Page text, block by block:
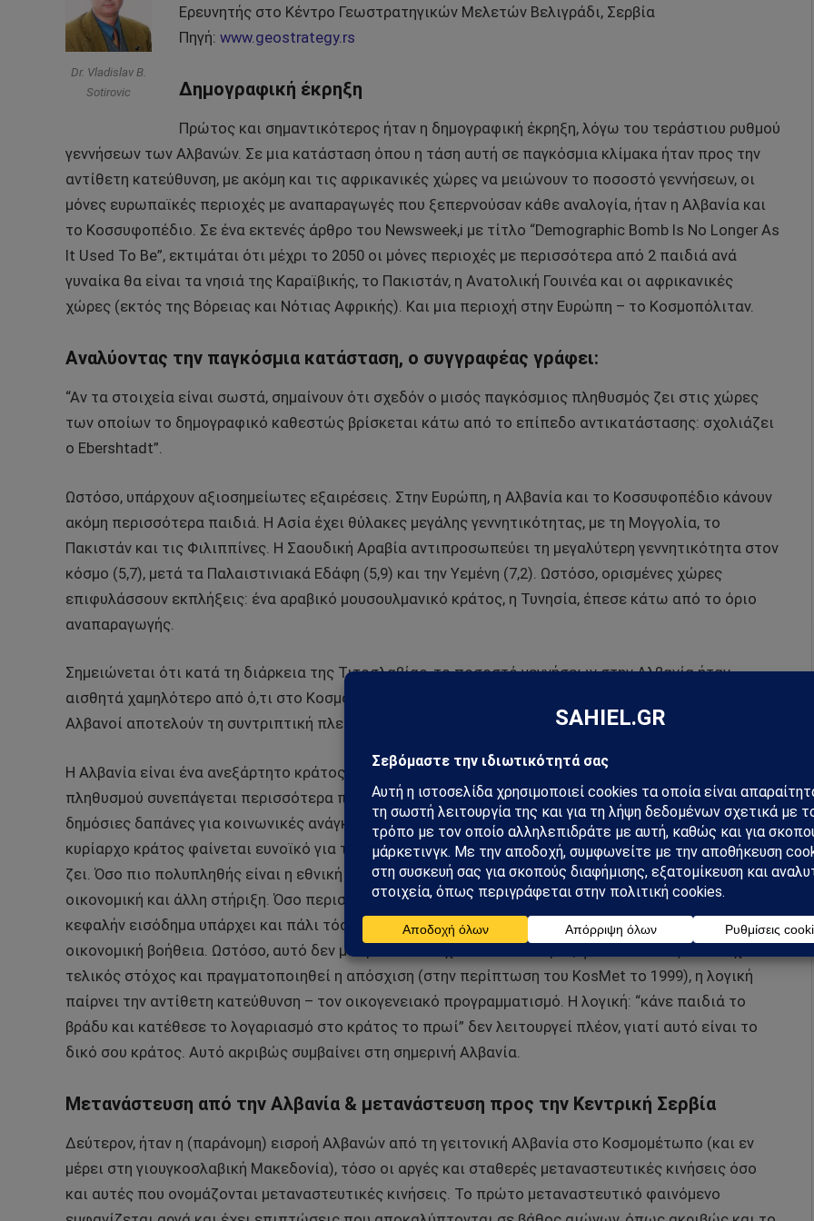
Dr. Vladislav B.
Sotirovic
Ερευνητής στο Κέντρο Γεωστρατηγικών Μελετών Βελιγράδι, Σερβία
Πηγή: www.geostrategy.rs
Δημογραφική έκρηξη
Πρώτος και σημαντικότερος ήταν η δημογραφική έκρηξη, λόγω του τεράστιου ρυθμού
γεννήσεων των Αλβανών. Σε μια κατάσταση όπου η τάση αυτή σε παγκόσμια κλίμακα ήταν προς την
αντίθετη κατεύθυνση, με ακόμη και τις αφρικανικές χώρες να μειώνουν το ποσοστό γεννήσεων, οι
μόνες ευρωπαϊκές περιοχές με αναπαραγωγές που ξεπερνούσαν κάθε αναλογία, ήταν η Αλβανία και
το Κοσσυφοπέδιο. Σε ένα εκτενές άρθρο του Newsweek,i με τίτλο “Demographic Bomb Is No Longer As
It Used To Be”, εκτιμάται ότι μέχρι το 2050 οι μόνες περιοχές με περισσότερα από 2 παιδιά ανά
γυναίκα θα είναι τα νησιά της Καραϊβικής, το Πακιστάν, η Ανατολική Γουινέα και οι αφρικανικές
χώρες (εκτός της Βόρειας και Νότιας Αφρικής). Και μια περιοχή στην Ευρώπη – το Κοσμοπόλιταν.
Αναλύοντας την παγκόσμια κατάσταση, ο συγγραφέας γράφει:
“Αν τα στοιχεία είναι σωστά, σημαίνουν ότι σχεδόν ο μισός παγκόσμιος πληθυσμός ζει στις χώρες
των οποίων το δημογραφικό καθεστώς βρίσκεται κάτω από το επίπεδο αντικατάστασης: σχολιάζει
ο Ebershtadt”.
Ωστόσο, υπάρχουν αξιοσημείωτες εξαιρέσεις. Στην Ευρώπη, η Αλβανία και το Κοσσυφοπέδιο κάνουν
ακόμη περισσότερα παιδιά. Η Ασία έχει θύλακες μεγάλης γεννητικότητας, με τη Μογγολία, το
Πακιστάν και τις Φιλιππίνες. Η Σαουδική Αραβία αντιπροσωπεύει τη μεγαλύτερη γεννητικότητα στον
κόσμο (5,7), μετά τα Παλαιστινιακά Εδάφη (5,9) και την Υεμένη (7,2). Ωστόσο, ορισμένες χώρες
επιφυλάσσουν εκπλήξεις: ένα αραβικό μουσουλμανικό κράτος, η Τυνησία, έπεσε κάτω από το όριο
αναπαραγωγής.
Σημειώνεται ότι κατά τη διάρκεια της Τιτοσλαβίας, το ποσοστό γεννήσεων στην Αλβανία ήταν
αισθητά χαμηλότερο από ό,τι στο Κοσμοπόλιταν. Πώς εξηγείται αυτό, αφού και στις δύο περιοχές οι
Αλβανοί αποτελούν τη συντριπτική πλειοψηφία;
Η Αλβανία είναι ένα ανεξάρτητο κράτος, υπεύθυνο για την ευημερία του. Η ανεξέλεγκτη αύξηση του
πληθυσμού συνεπάγεται περισσότερα πεινασμένα στόματα, περισσότερους ανέργους, περισσότερες
δημόσιες δαπάνες για κοινωνικές ανάγκες κ.λπ. Αλλά αυτό που είναι δυσμενές για ένα υπεύθυνο,
κυρίαρχο κράτος φαίνεται ευνοϊκό για την κοινωνία που στηρίζεται στο υπόλοιπο κράτος στο οποίο
ζει. Όσο πιο πολυπληθής είναι η εθνική μειονότητα, τόσο πιο πειστικά είναι τα αιτήματα για
οικονομική και άλλη στήριξη. Όσο περισσότερα παιδιά έχει η οικογένεια, τόσο μικρότερο κατά
κεφαλήν εισόδημα υπάρχει και πάλι τόσο πιο δικαιολογημένες είναι οι απαιτήσεις για δημόσια
οικονομική βοήθεια. Ωστόσο, αυτό δεν μπορεί να συνεχιστεί επ’ άπειρον, φυσικά. Μόλις επιτευχθεί ο
τελικός στόχος και πραγματοποιηθεί η απόσχιση (στην περίπτωση του KosMet το 1999), η λογική
παίρνει την αντίθετη κατεύθυνση – τον οικογενειακό προγραμματισμό. Η λογική: “κάνε παιδιά το
βράδυ και κατέθεσε το λογαριασμό στο κράτος το πρωί” δεν λειτουργεί πλέον, γιατί αυτό είναι το
δικό σου κράτος. Αυτό ακριβώς συμβαίνει στη σημερινή Αλβανία.
Μετανάστευση από την Αλβανία & μετανάστευση προς την Κεντρική Σερβία
Δεύτερον, ήταν η (παράνομη) εισροή Αλβανών από τη γειτονική Αλβανία στο Κοσμομέτωπο (και εν
μέρει στη γιουγκοσλαβική Μακεδονία), τόσο οι αργές και σταθερές μεταναστευτικές κινήσεις όσο
και αυτές που ονομάζονται μεταναστευτικές κινήσεις. Το πρώτο μεταναστευτικό φαινόμενο